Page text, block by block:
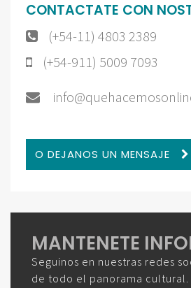
CONTACTATE CON
(+54-11) 4803 2389
(+54-911) 5009 7093
O DEJANOS UN MENSAJE
MANTENETE
Seguinos en nuestras redes
de todo el panorama cultural.